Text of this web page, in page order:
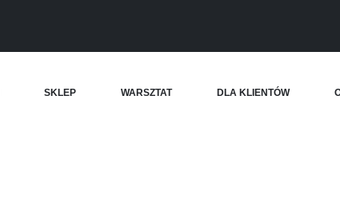
SKLEP WARSZTAT DLA KLIENTÓW